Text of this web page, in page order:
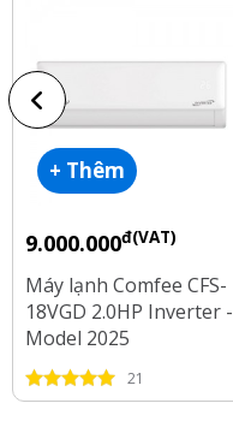
+ Thêm
9.000.000đ(VAT)
Máy lạnh Comfee CFS-
18VGD 2.0HP Inverter -
Model 2025
21